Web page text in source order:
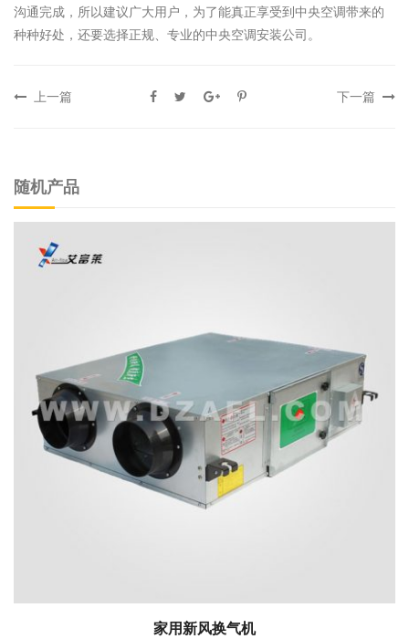
沟通完成，所以建议广大用户，为了能真正享受到中央空调带来的
种种好处，还要选择正规、专业的中央空调安装公司。
上一篇 下一篇
随机产品
家用新风换气机